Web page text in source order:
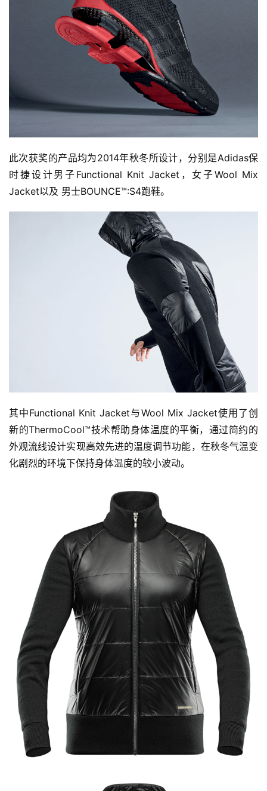
此次获奖的产品均为2014年秋冬所设计，分别是Adidas保
时捷设计男子Functional Knit Jacket，女子Wool Mix
Jacket以及 男士BOUNCE™:S4跑鞋。
其中Functional Knit Jacket与Wool Mix Jacket使用了创
新的ThermoCool™技术帮助身体温度的平衡，通过简约的
外观流线设计实现高效先进的温度调节功能，在秋冬气温变
化剧烈的环境下保持身体温度的较小波动。